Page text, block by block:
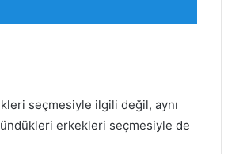
seçmesiyle ilgili değil, aynı
erkekleri seçmesiyle de